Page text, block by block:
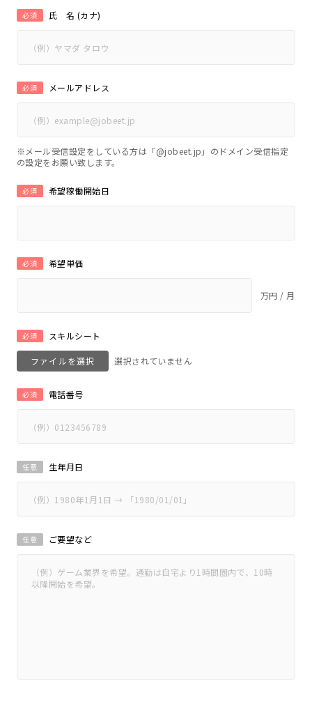
氏 名 (カナ)
必須
メールアドレス
必須
※メール受信設定をしている方は「@jobeet.jp」のドメイン受信指定
の設定をお願い致します。
希望稼働開始日
必須
希望単価
必須
万円 / 月
スキルシート
必須
ファイルを選択
電話番号
必須
生年月日
任意
ご要望など
任意